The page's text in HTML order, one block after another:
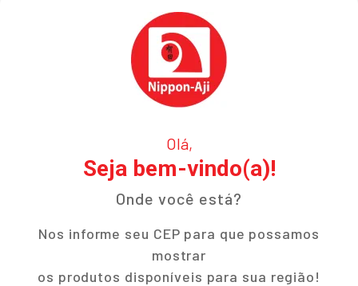
Olá,
Seja bem-vindo(a)!
Onde você está?
Nos informe seu CEP para que possamos
mostrar
os produtos disponíveis para sua região!